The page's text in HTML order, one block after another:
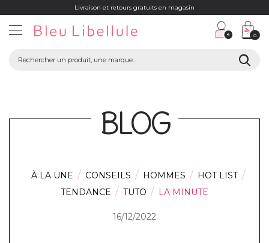
Livraison et retours gratuits en magasin
0
BLOG
À LA UNE CONSEILS HOMMES
HOT LIST
TENDANCE
TUTO LA MINUTE
16/12/2022